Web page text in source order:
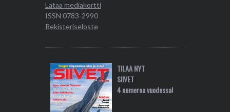
Lataa mediakortti
ISSN 0783-2990
Rekisteriseloste
TILAA NYT
SIIVET
4 numeroa vuodessa!